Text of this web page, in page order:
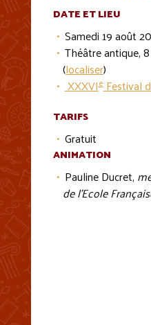
DATE ET LIEU
Samedi 19 août
Théâtre antique,
(localiser)
XXXVIeFestival
TARIFS
Gratuit
ANIMATION
Pauline Ducret,
de l’Ecole